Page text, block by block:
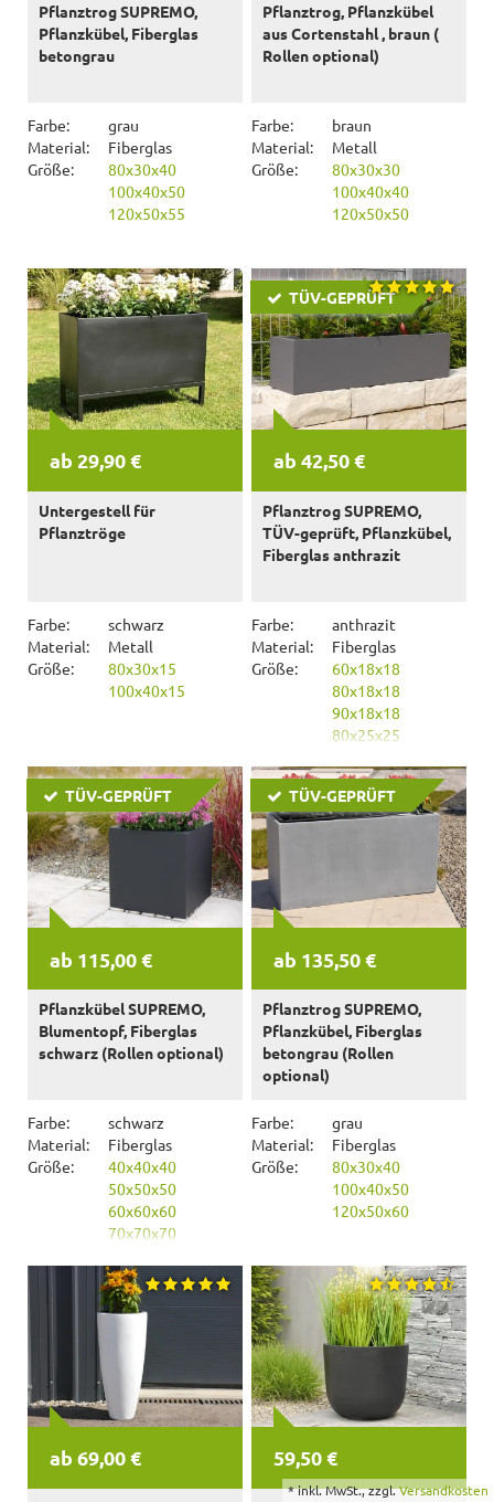
Pflanztrog SUPREMO,
Pflanzkübel, Fiberglas
betongrau
Farbe:
grau
Material:
Fiberglas
Größe:
80x30x40
100x40x50
120x50x55
Pflanztrog, Pflanzkübel
aus Cortenstahl , braun (
Rollen optional)
Farbe:
braun
Material:
Metall
Größe:
80x30x30
100x40x40
120x50x50
ab 29,90 €
Untergestell für
Pflanztröge
Farbe:
schwarz
Material:
Metall
Größe:
80x30x15
100x40x15
TÜV-GEPRÜFT
ab 42,50 €
Pflanztrog SUPREMO,
TÜV-geprüft, Pflanzkübel,
Fiberglas anthrazit
Farbe:
anthrazit
Material:
Fiberglas
Größe:
60x18x18
80x18x18
90x18x18
80x25x25
100x25x25
TÜV-GEPRÜFT
ab 115,00 €
Pflanzkübel SUPREMO,
Blumentopf, Fiberglas
schwarz (Rollen optional)
Farbe:
schwarz
Material:
Fiberglas
Größe:
40x40x40
50x50x50
60x60x60
70x70x70
TÜV-GEPRÜFT
ab 135,50 €
Pflanztrog SUPREMO,
Pflanzkübel, Fiberglas
betongrau (Rollen
optional)
Farbe:
grau
Material:
Fiberglas
Größe:
80x30x40
100x40x50
120x50x60
ab 69,00 € 59,50 €
*inkl. MwSt., zzgl.Versandkosten